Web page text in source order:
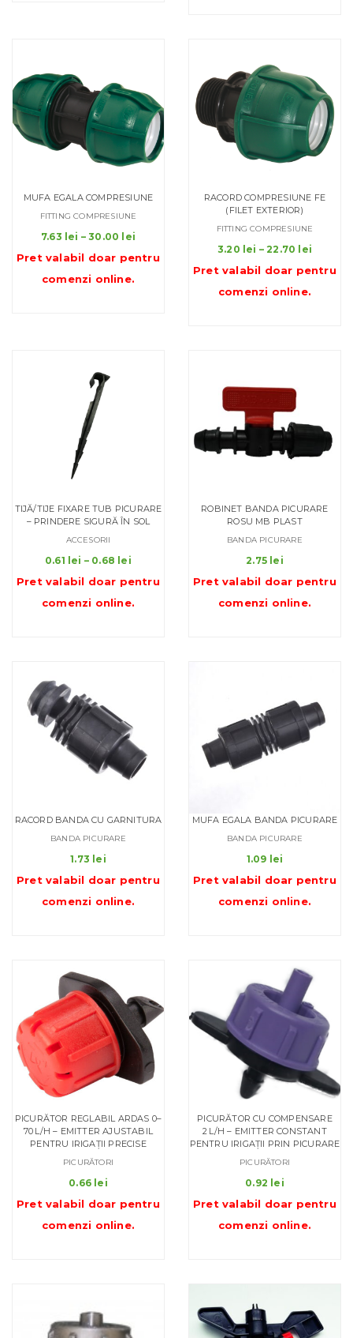
MUFA EGALA COMPRESIUNE
FITTING COMPRESIUNE
7.63 lei – 30.00 lei
Pret valabil doar pentru
comenzi online.
RACORD COMPRESIUNE FE
(FILET EXTERIOR)
FITTING COMPRESIUNE
3.20 lei – 22.70 lei
Pret valabil doar pentru
comenzi online.
TIJĂ/TIJE FIXARE TUB PICURARE
– PRINDERE SIGURĂ ÎN SOL
ACCESORII
0.61 lei – 0.68 leiInterval
0.61 lei
Pret valabil doar pentru
comenzi online.
ROBINET BANDA PICURARE
ROSU MB PLAST
BANDA PICURARE
2.75 lei
Pret valabil doar pentru
comenzi online.
RACORD BANDA CU GARNITURA
BANDA PICURARE
1.73 lei
Pret valabil doar pentru
comenzi online.
MUFA EGALA BANDA PICURARE
BANDA PICURARE
1.09 lei
Pret valabil doar pentru
comenzi online.
PICURĂTOR REGLABIL ARDAS 0–
70 L/H – EMITTER AJUSTABIL
PENTRU IRIGAȚII PRECISE
PICURĂTORI
0.66 lei
Pret valabil doar pentru
comenzi online.
PICURĂTOR CU COMPENSARE
2 L/H – EMITTER CONSTANT
PENTRU IRIGAȚII PRIN PICURARE
PICURĂTORI
0.92 lei
Pret valabil doar pentru
comenzi online.